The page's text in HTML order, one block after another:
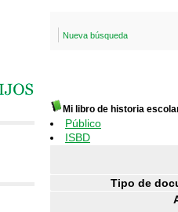
Nueva búsqueda
Mi libro de historia
Público
ISBD
Tipo de